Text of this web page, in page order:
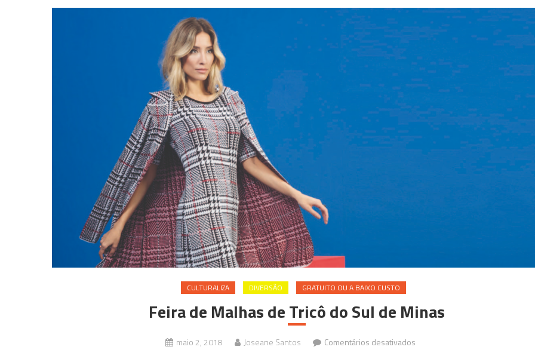
CULTURALIZA DIVERSÃO GRATUITO OU A BAIXO CUSTO
Feira de Malhas de Tricô do Sul de Minas
maio 2, 2018 Joseane Santos Comentários desativados